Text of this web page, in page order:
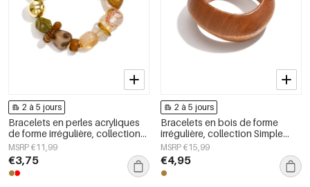
2 à 5 jours
Bracelets en perles acryliques
de forme irrégulière, collection
Simple Daily Simple, bijoux pour
femmes
MSRP €11,99
€3,75
2 à 5 jours
Bracelets en bois de forme
irrégulière, collection Simple
Daily Simple, bijoux pour
femmes
MSRP €15,99
€4,95